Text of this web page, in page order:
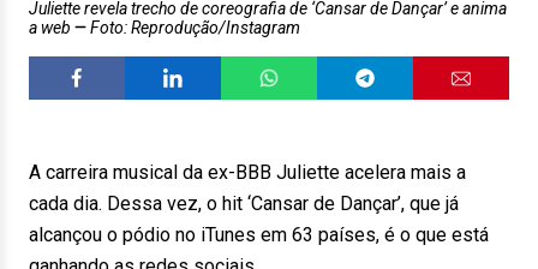
Juliette revela trecho de coreografia de ‘Cansar de Dançar’ e anima
a web
Foto: Reprodução/Instagram
A carreira musical da ex-BBB Juliette acelera mais a
cada dia. Dessa vez, o hit ‘Cansar de Dançar’, que já
alcançou o pódio no iTunes em 63 países, é o que está